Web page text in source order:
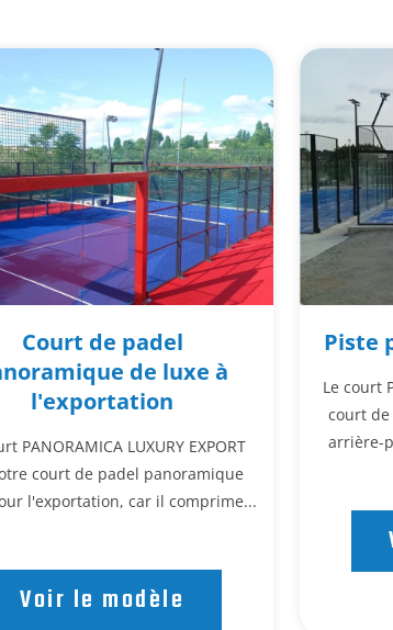
Court de padel
de luxe à
l'exportation
PANORAMICA LUXURY EXPORT
court de padel panoramique
l'exportation, car il comprime...
Voir le modèle
Piste
Le court
court de
arrière-